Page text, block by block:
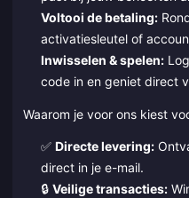
Voltooi de betaling:
activatiesleutel of
Inwisselen & spelen:Log
code in en geniet direct
Waarom je voor ons kiest
✅ Directe levering:
direct in je e-mail.
🔒 Veilige transacties: